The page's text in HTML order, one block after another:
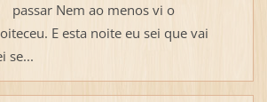
passar Nem ao menos vi o
E esta noite eu sei que vai
se...